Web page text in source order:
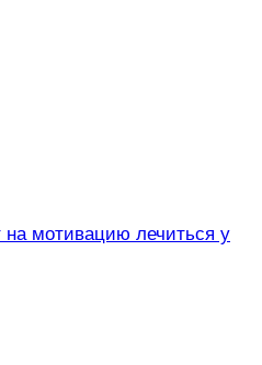
мотивацию лечиться у